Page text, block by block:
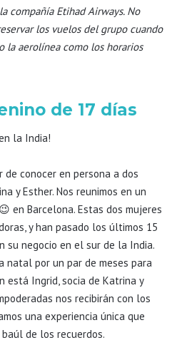
compañía Etihad Airways. No
los vuelos del grupo cuando
la aerolínea como los horarios
de 17 días
la India!
conocer en persona a dos
y Esther. Nos reunimos en un
en Barcelona. Estas dos mujeres
y han pasado los últimos 15
su negocio en el sur de la India.
natal por un par de meses para
está Ingrid, socia de Katrina y
nos recibirán con los
una experiencia única que
de los recuerdos.